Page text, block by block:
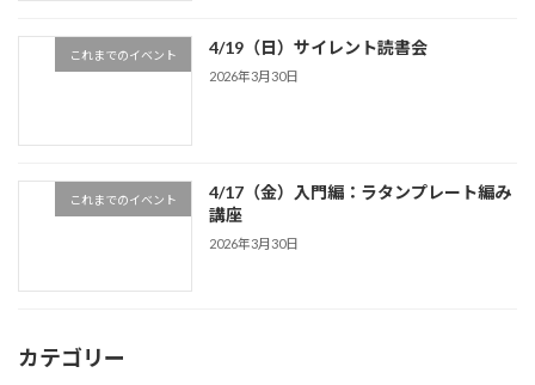
これまでのイベント 4/19（日）サイレント読書会
2026年3月30日
これまでのイベント
4/17（金）入門編：ラタンプレート編み
講座
2026年3月30日
カテゴリー